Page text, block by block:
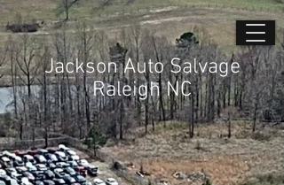
Jackson Auto Salvage
Raleigh NC